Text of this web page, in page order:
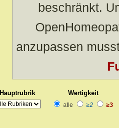
beschränkt.
anzupassen
Hauptrubrik Wertigkeit
alle ≥2 ≥3